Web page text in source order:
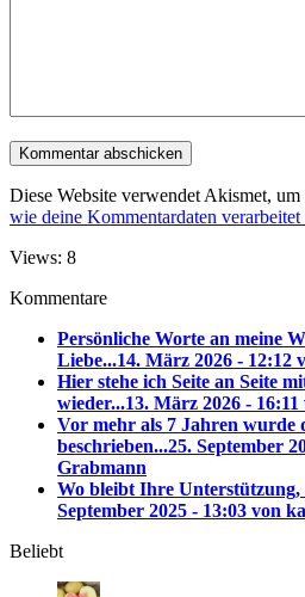
Diese Website verwendet Akismet, um
wie deine Kommentardaten verarbeitet
Views: 8
Kommentare
Persönliche Worte an meine
Liebe...14. März 2026 - 12:12
Hier stehe ich Seite an Seite
wieder...13. März 2026 -
Vor mehr als 7 Jahren wurde
beschrieben...25. September
Grabmann
Wo bleibt Ihre
September 2025 - 13:03 von
Beliebt